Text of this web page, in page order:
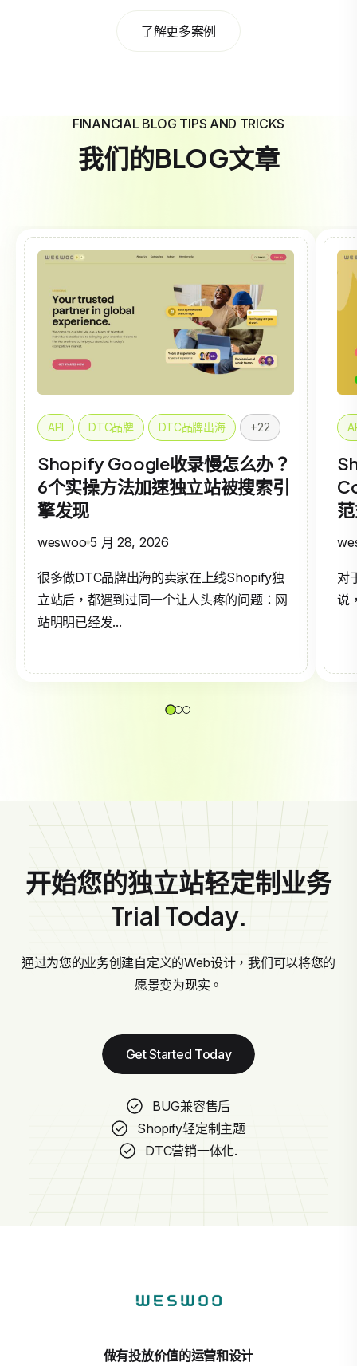
了解更多案例
FINANCIAL BLOG TIPS AND TRICKS
我们的BLOG文章
API DTC品牌 DTC品牌出海 +22
Shopify Google收录慢怎么办？
6个实操方法加速独立站被搜索引
擎发现
weswoo 5 月 28, 2026
很多做DTC品牌出海的卖家在上线Shopify独
立站后，都遇到过同一个让人头疼的问题：网
站明明已经发...
对
说
开始您的独立站轻定制业务
Trial Today.
通过为您的业务创建自定义的Web设计，我们可以将您的
愿景变为现实。
Get Started Today
BUG兼容售后
Shopify轻定制主题
DTC营销一体化.
做有投放价值的运营和设计